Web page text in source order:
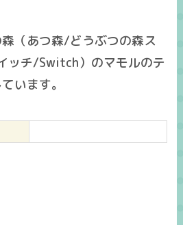
（あつ森/どうぶつの森ス
ッチ/Switch）のマモルのテ
います。